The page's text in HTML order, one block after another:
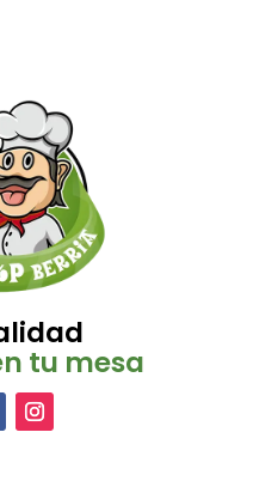
tu mesa